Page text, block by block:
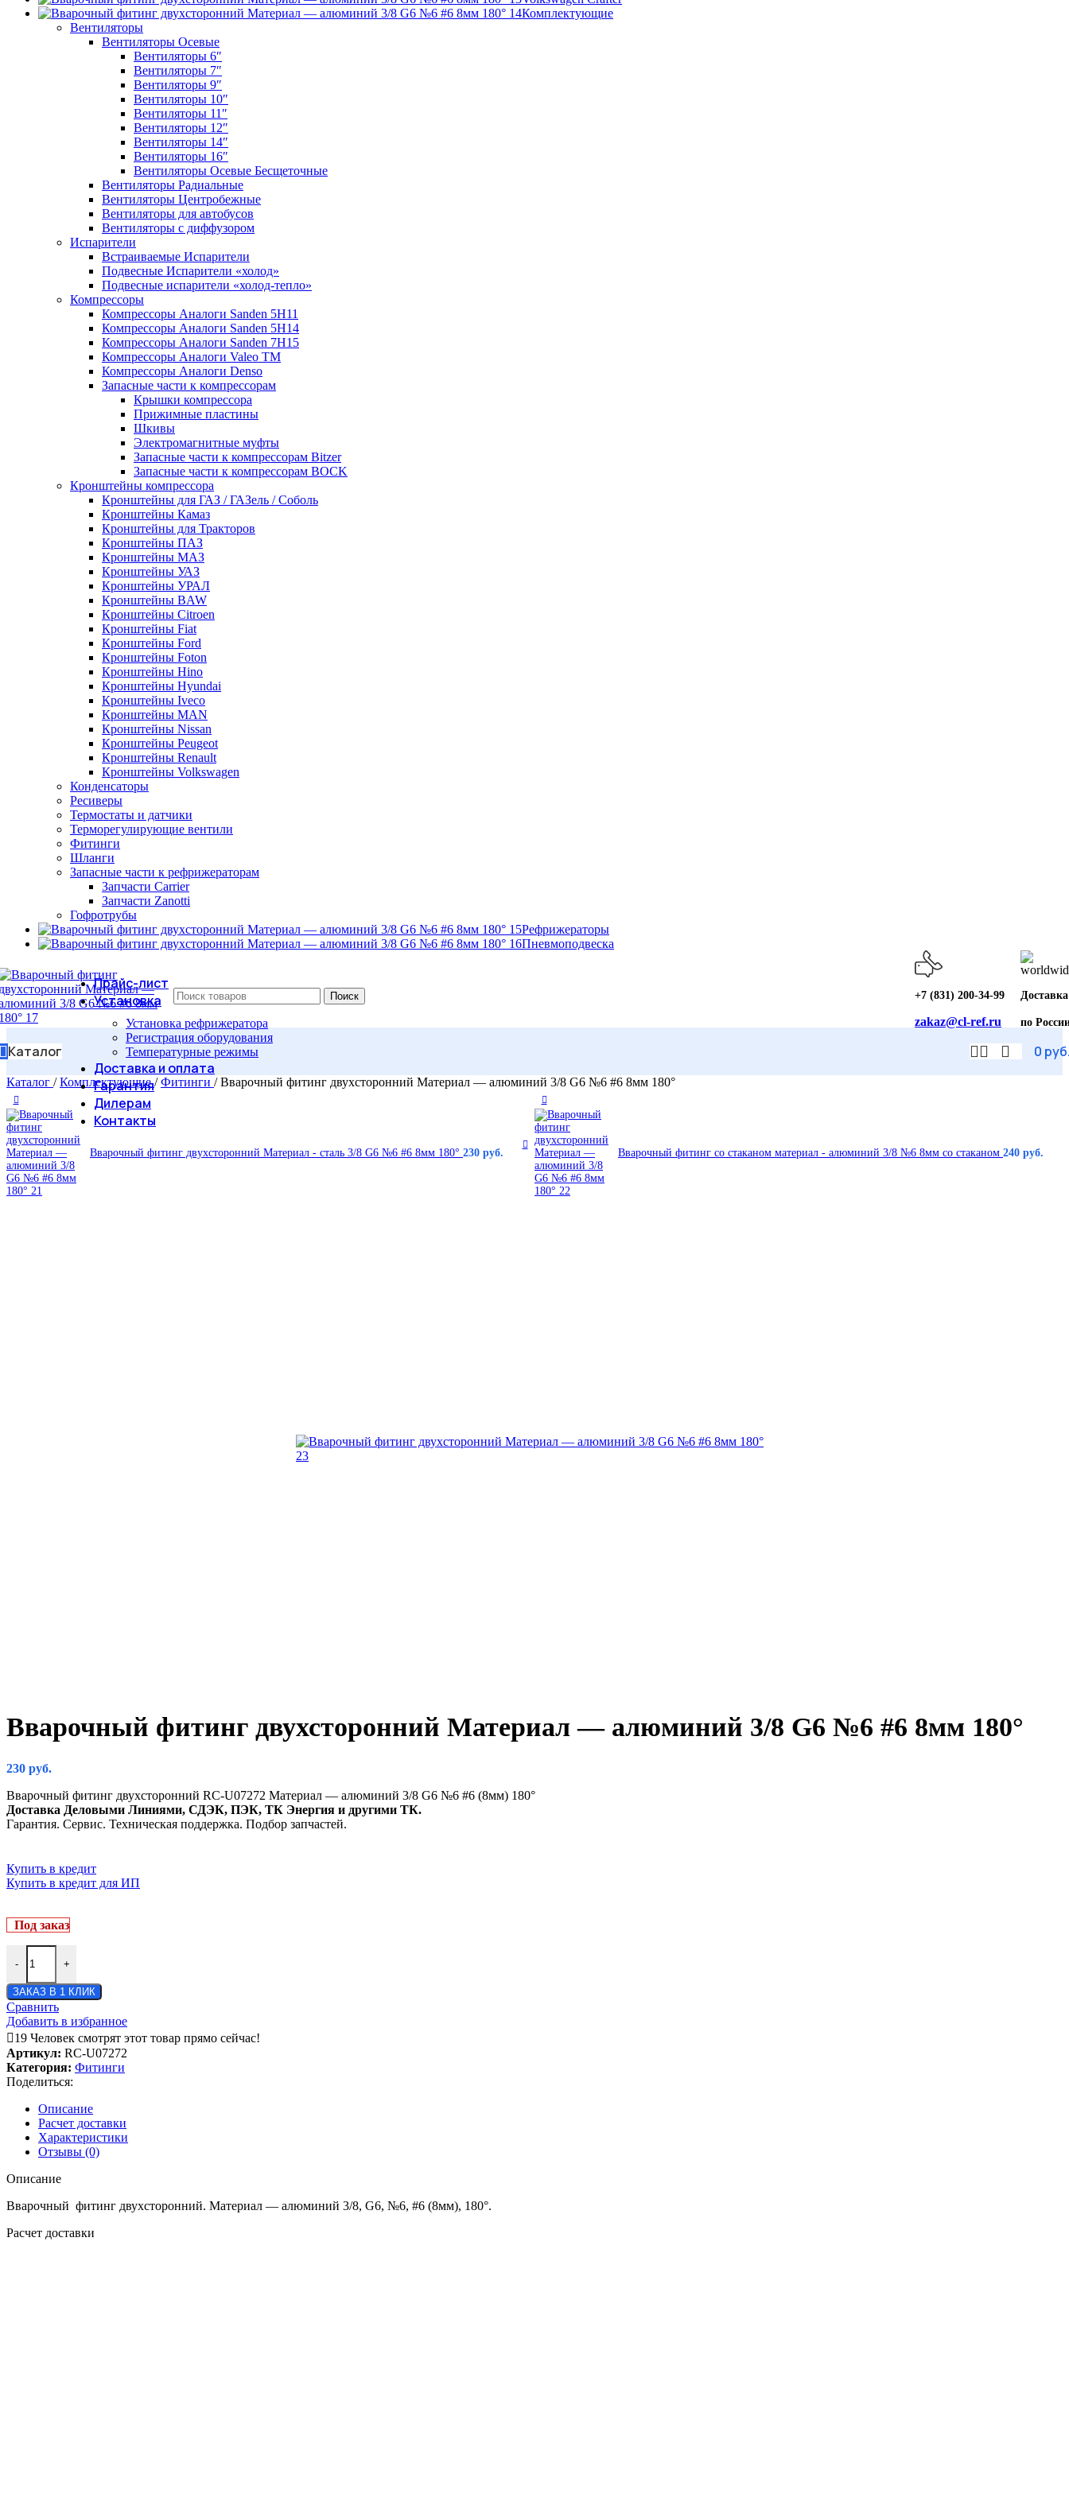
Комплектующие
Вентиляторы
Вентиляторы Осевые
Вентиляторы 6″
Вентиляторы 7″
Вентиляторы 9″
Вентиляторы 10″
Вентиляторы 11″
Вентиляторы 12″
Вентиляторы 14″
Вентиляторы 16″
Вентиляторы Осевые Бесщеточные
Вентиляторы Радиальные
Вентиляторы Центробежные
Вентиляторы для автобусов
Вентиляторы с диффузором
Испарители
Встраиваемые Испарители
Подвесные Испарители «холод»
Подвесные испарители «холод-тепло»
Компрессоры
Компрессоры Аналоги Sanden 5H11
Компрессоры Аналоги Sanden 5H14
Компрессоры Аналоги Sanden 7H15
Компрессоры Аналоги Valeo ТМ
Компрессоры Аналоги Denso
Запасные части к компрессорам
Крышки компрессора
Прижимные пластины
Шкивы
Электромагнитные муфты
Запасные части к компрессорам Bitzer
Запасные части к компрессорам BOCK
Кронштейны компрессора
Кронштейны для ГАЗ / ГАЗель / Соболь
Кронштейны Камаз
Кронштейны для Тракторов
Кронштейны ПАЗ
Кронштейны МАЗ
Кронштейны УАЗ
Кронштейны УРАЛ
Кронштейны BAW
Кронштейны Citroen
Кронштейны Fiat
Кронштейны Ford
Кронштейны Foton
Кронштейны Hino
Кронштейны Hyundai
Кронштейны Iveco
Кронштейны MAN
Кронштейны Nissan
Кронштейны Peugeot
Кронштейны Renault
Кронштейны Volkswagen
Конденсаторы
Ресиверы
Термостаты и датчики
Терморегулирующие вентили
Фитинги
Шланги
Запасные части к рефрижераторам
Запчасти Carrier
Запчасти Zanotti
Гофротрубы
Рефрижераторы
Пневмоподвеска
Поиск +7 (831) 200-34-99
zakaz@cl-ref.ru
Доставка
по
Каталог
Прайс-лист
Установка
Установка рефрижератора
Регистрация оборудования
Температурные режимы
Доставка и оплата
Гарантия
Дилерам
Контакты
0
Каталог / Комплектующие/ Фитинги / Вварочный фитинг двухсторонний Материал — алюминий 3/8 G6 №6 #6 8мм 180°
Вварочный фитинг двухсторонний Материал - сталь 3/8 G6 №6 #6 8мм 180° 230 руб. Вварочный фитинг со стаканом материал - алюминий 3/8 №6 8мм со стаканом 240 руб.
Вварочный фитинг двухсторонний Материал — алюминий 3/8 G6 №6 #6 8мм 180°
230 руб.
Вварочный фитинг двухсторонний RC-U07272 Материал — алюминий 3/8 G6 №6 #6 (8мм) 180°
Доставка Деловыми Линиями, СДЭК, ПЭК, ТК Энергия и другими ТК.
Гарантия. Сервис. Техническая поддержка. Подбор запчастей.
Купить в кредит
Купить в кредит для ИП
Под заказ
- +
ЗАКАЗ В 1 КЛИК
Сравнить
Добавить в избранное
19 Человек смотрят этот товар прямо сейчас!
Артикул: RC-U07272
Категория: Фитинги
Поделиться:
Описание
Расчет доставки
Характеристики
Отзывы (0)
Описание
Вварочный фитинг двухсторонний. Материал — алюминий 3/8, G6, №6, #6 (8мм), 180°.
Расчет доставки